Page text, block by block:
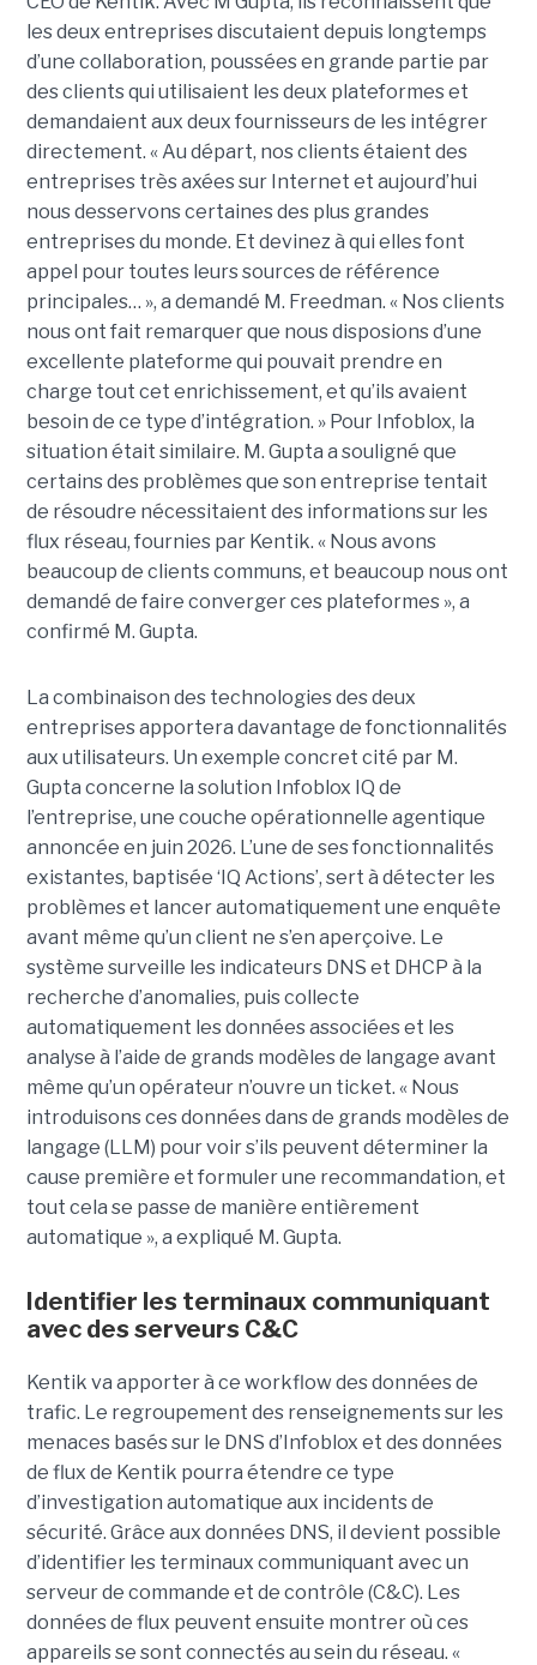
les deux entreprises discutaient depuis longtemps
d’une collaboration, poussées en grande partie par
des clients qui utilisaient les deux plateformes et
demandaient aux deux fournisseurs de les intégrer
directement. « Au départ, nos clients étaient des
entreprises très axées sur Internet et aujourd’hui
nous desservons certaines des plus grandes
entreprises du monde. Et devinez à qui elles font
appel pour toutes leurs sources de référence
principales… », a demandé M. Freedman. « Nos clients
nous ont fait remarquer que nous disposions d’une
excellente plateforme qui pouvait prendre en
charge tout cet enrichissement, et qu’ils avaient
besoin de ce type d’intégration. » Pour Infoblox, la
situation était similaire. M. Gupta a souligné que
certains des problèmes que son entreprise tentait
de résoudre nécessitaient des informations sur les
flux réseau, fournies par Kentik. « Nous avons
beaucoup de clients communs, et beaucoup nous ont
demandé de faire converger ces plateformes », a
confirmé M. Gupta.
La combinaison des technologies des deux
entreprises apportera davantage de fonctionnalités
aux utilisateurs. Un exemple concret cité par M.
Gupta concerne la solution Infoblox IQ de
l’entreprise, une couche opérationnelle agentique
annoncée en juin 2026. L’une de ses fonctionnalités
existantes, baptisée ‘IQ Actions’, sert à détecter les
problèmes et lancer automatiquement une enquête
avant même qu’un client ne s’en aperçoive. Le
système surveille les indicateurs DNS et DHCP à la
recherche d’anomalies, puis collecte
automatiquement les données associées et les
analyse à l’aide de grands modèles de langage avant
même qu’un opérateur n’ouvre un ticket. « Nous
introduisons ces données dans de grands modèles de
langage (LLM) pour voir s’ils peuvent déterminer la
cause première et formuler une recommandation, et
tout cela se passe de manière entièrement
automatique », a expliqué M. Gupta.
Identifier les terminaux communiquant
avec des serveurs C&C
Kentik va apporter à ce workflow des données de
trafic. Le regroupement des renseignements sur les
menaces basés sur le DNS d’Infoblox et des données
de flux de Kentik pourra étendre ce type
d’investigation automatique aux incidents de
sécurité. Grâce aux données DNS, il devient possible
d’identifier les terminaux communiquant avec un
serveur de commande et de contrôle (C&C). Les
données de flux peuvent ensuite montrer où ces
appareils se sont connectés au sein du réseau. «